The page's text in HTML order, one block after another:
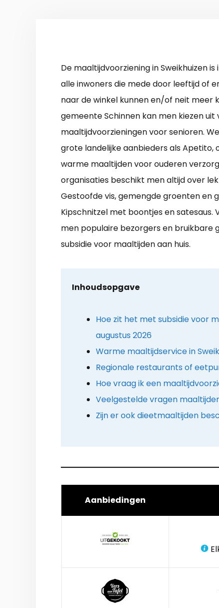
De maaltijdvoorziening in Sweikhuizen
alle inwoners die mede door leeftijd of
naar de winkel kunnen en/of neit meer
gemeente Schinnen kan men kiezen uit
maaltijdvoorzieningen voor senioren.
grote landelijke aanbieders als Apetito,
warme maaltijden voor ouderen
organisaties beschikt men altijd over
Gestoofde vis, gemengde groenten en
Kipschnitzel met boontjes en satesaus.
men populaire bezorgers en bruikbare
subsidie voor maaltijden aan huis.
Inhoudsopgave
Hoe zit het met subsidie voor
augustus 2026
Warme maaltijdservice in
Regionale restaurants of
Hoe vraag ik een
Veelgestelde vragen
Zijn er ook dieetmaaltijden
Aanbiedingen